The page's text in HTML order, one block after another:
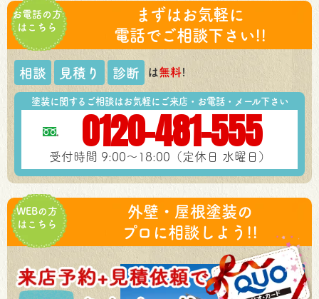
お電話の方
はこちら
まずはお気軽に
電話でご相談下さい!!
相談 見積り 診断 は無料!
塗装に関するご相談はお気軽にご来店・お電話・メール下さい
0120-481-555
受付時間 9:00～18:00（定休日 水曜日）
WEBの方
はこちら
外壁・屋根塗装の
プロに相談しよう!!